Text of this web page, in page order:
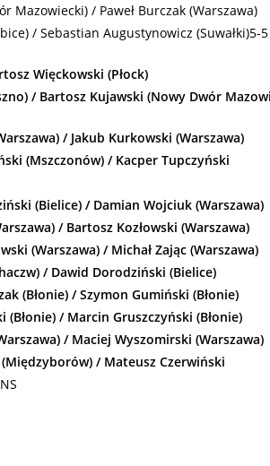
Mazowiecki) / Paweł Burczak (Warszawa)
/ Sebastian Augustynowicz (Suwałki)5-5
Więckowski (Płock)
/ Bartosz Kujawski (Nowy Dwór
/ Jakub Kurkowski (Warszawa)
(Mszczonów) / Kacper Tupczyński
(Bielice) / Damian Wojciuk (Warszawa)
/ Bartosz Kozłowski (Warszawa)
(Warszawa) / Michał Zając (Warszawa)
/ Dawid Dorodziński (Bielice)
(Błonie) / Szymon Gumiński (Błonie)
(Błonie) / Marcin Gruszczyński (Błonie)
/ Maciej Wyszomirski (Warszawa)
/ Mateusz Czerwiński